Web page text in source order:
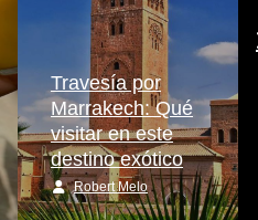
Travesía por
Marrakech: Qué
visitar en este
destino exótico
Robert Melo